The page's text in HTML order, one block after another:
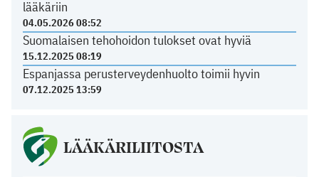
lääkäriin
04.05.2026 08:52
Suomalaisen tehohoidon tulokset ovat hyviä
15.12.2025 08:19
Espanjassa perusterveydenhuolto toimii hyvin
07.12.2025 13:59
LÄÄKÄRILIITOSTA